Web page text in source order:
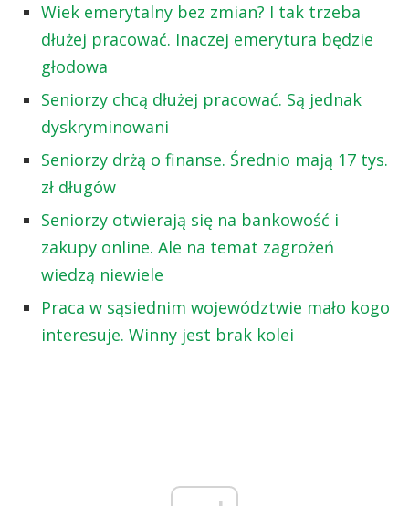
Wiek emerytalny bez zmian? I tak trzeba
dłużej pracować. Inaczej emerytura będzie
głodowa
Seniorzy chcą dłużej pracować. Są jednak
dyskryminowani
Seniorzy drżą o finanse. Średnio mają 17 tys.
zł długów
Seniorzy otwierają się na bankowość i
zakupy online. Ale na temat zagrożeń
wiedzą niewiele
Praca w sąsiednim województwie mało kogo
interesuje. Winny jest brak kolei